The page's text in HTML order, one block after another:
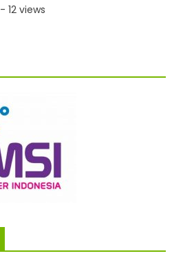
- 12 views